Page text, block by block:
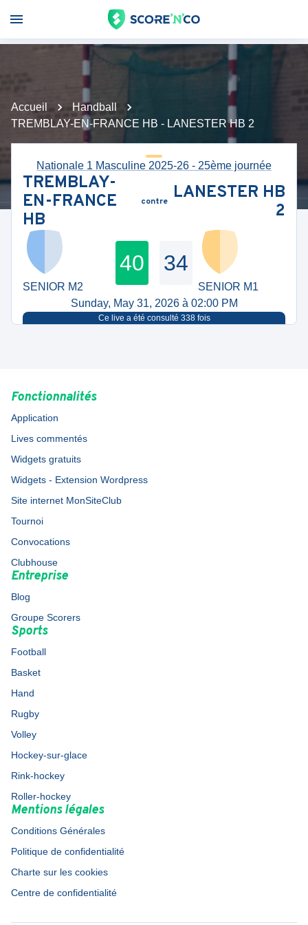
Accueil
Handball
TREMBLAY-EN-FRANCE HB - LANESTER HB 2
Nationale 1 Masculine 2025-26 - 25ème journée
TREMBLAY-
EN-FRANCE
HB
contre
LANESTER HB
2
SENIOR M2
40 34
SENIOR M1
Sunday, May 31, 2026 à 02:00 PM
Ce live a été consulté 338fois
Fonctionnalités
Application
Lives commentés
Widgets gratuits
Widgets - Extension Wordpress
Site internet MonSiteClub
Tournoi
Convocations
Clubhouse
Entreprise
Blog
Groupe Scorers
Sports
Football
Basket
Hand
Rugby
Volley
Hockey-sur-glace
Rink-hockey
Roller-hockey
Mentions légales
Conditions Générales
Politique de confidentialité
Charte sur les cookies
Centre de confidentialité